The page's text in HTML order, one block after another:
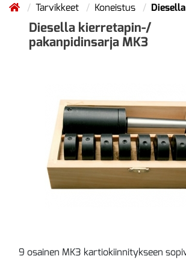
Tarvikkeet Koneistus
Diesella kierretapin-/
pakanpidinsarja MK3
9 osainen MK3 kartiokiinnitykseen